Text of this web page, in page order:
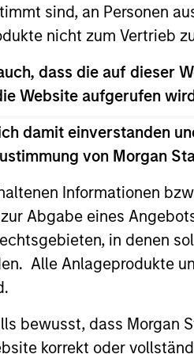
sind, an Personen
nicht zum Vertrieb
dass die auf dieser
Website aufgerufen
damit einverstanden
von Morgan
Informationen
Abgabe eines
in denen
Alle Anlageprodukte
bewusst, dass Morgan
korrekt oder
and received a B.S.
cum laude in
Insights
Credit 2026